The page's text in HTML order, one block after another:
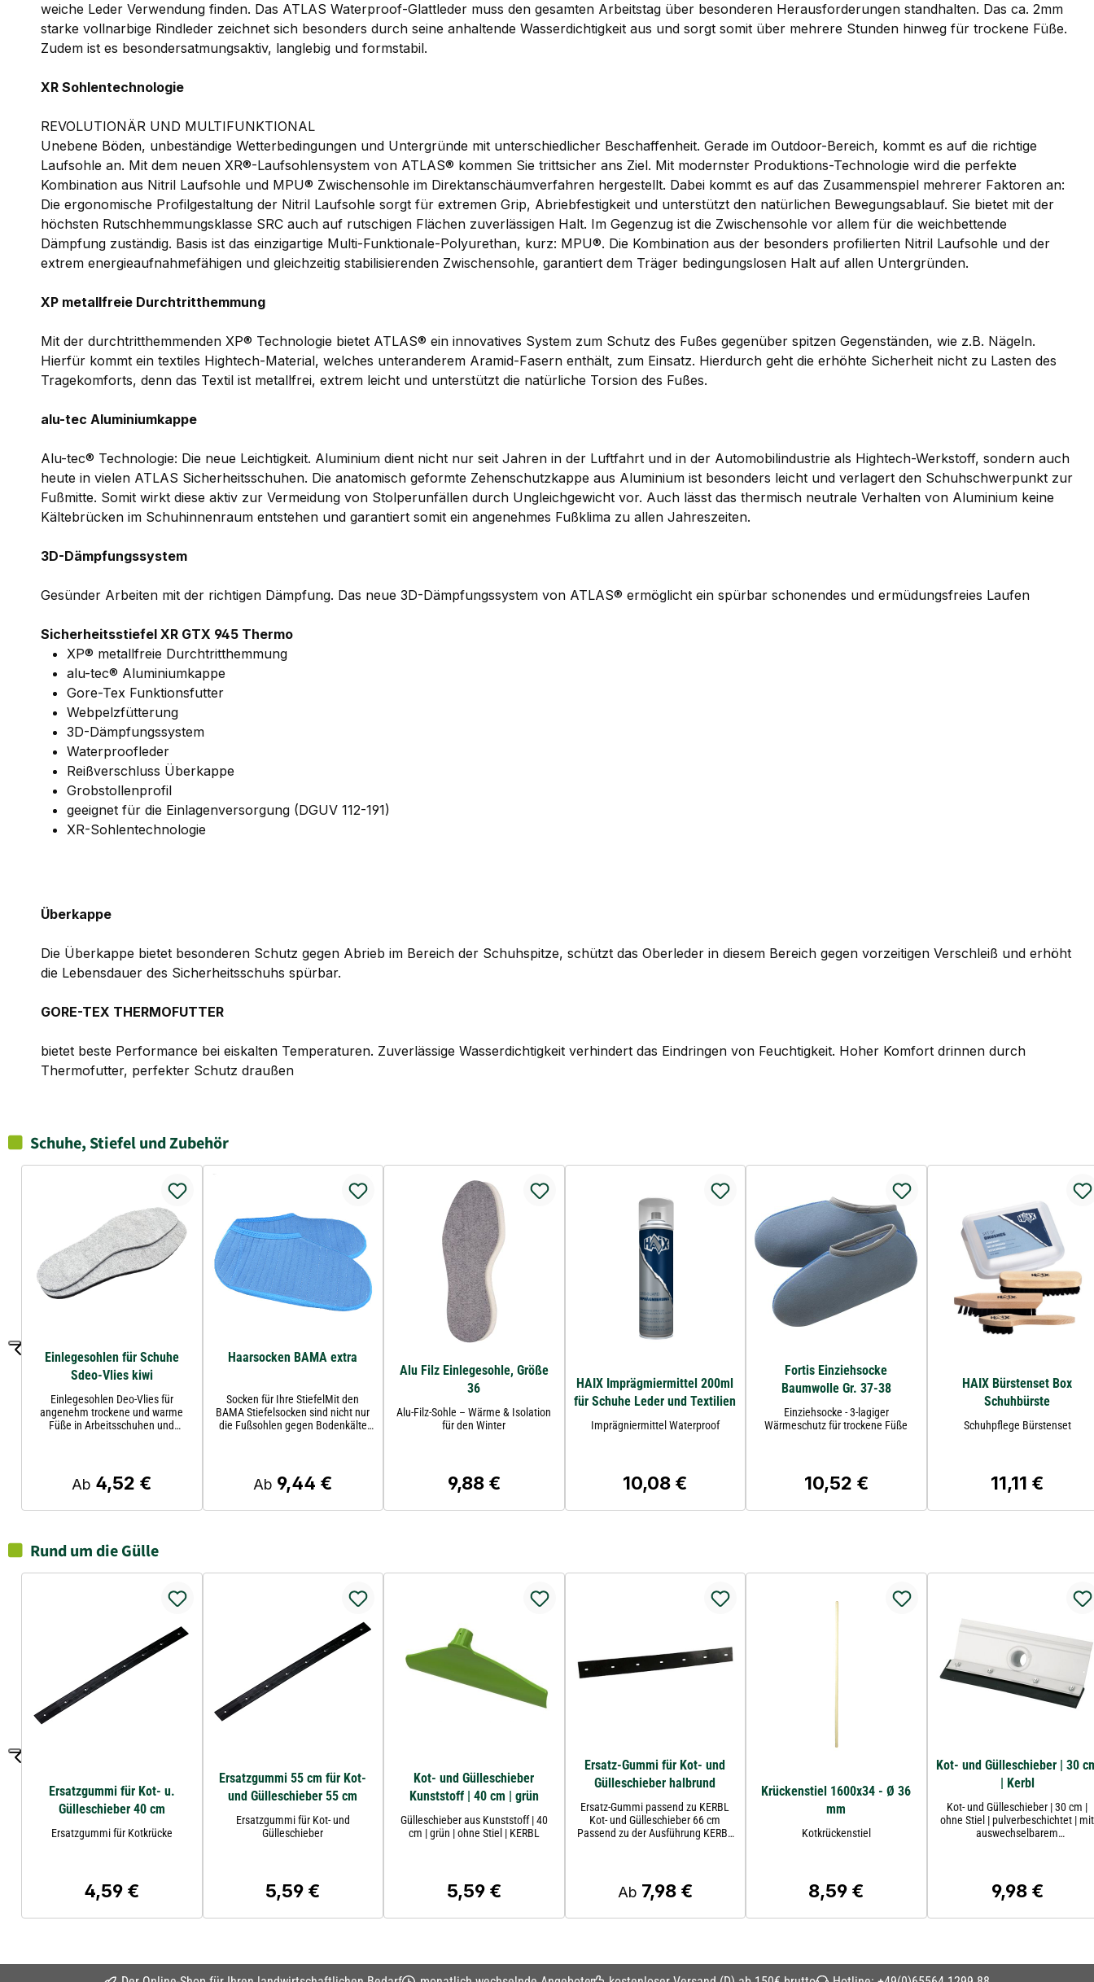
weiche Leder Verwendung finden. Das ATLAS Waterproof-Glattleder muss den gesamten Arbeitstag über besonderen Herausforderungen standhalten. Das ca. 2mm
starke vollnarbige Rindleder zeichnet sich besonders durch seine anhaltende Wasserdichtigkeit aus und sorgt somit über mehrere Stunden hinweg für trockene Füße.
Zudem ist es besondersatmungsaktiv, langlebig und formstabil.
XR Sohlentechnologie
REVOLUTIONÄR UND MULTIFUNKTIONAL
Unebene Böden, unbeständige Wetterbedingungen und Untergründe mit unterschiedlicher Beschaffenheit. Gerade im Outdoor-Bereich, kommt es auf die richtige
Laufsohle an. Mit dem neuen XR®-Laufsohlensystem von ATLAS® kommen Sie trittsicher ans Ziel. Mit modernster Produktions-Technologie wird die perfekte
Kombination aus Nitril Laufsohle und MPU® Zwischensohle im Direktanschäumverfahren hergestellt. Dabei kommt es auf das Zusammenspiel mehrerer Faktoren an:
Die ergonomische Profilgestaltung der Nitril Laufsohle sorgt für extremen Grip, Abriebfestigkeit und unterstützt den natürlichen Bewegungsablauf. Sie bietet mit der
höchsten Rutschhemmungsklasse SRC auch auf rutschigen Flächen zuverlässigen Halt. Im Gegenzug ist die Zwischensohle vor allem für die weichbettende
Dämpfung zuständig. Basis ist das einzigartige Multi-Funktionale-Polyurethan, kurz: MPU®. Die Kombination aus der besonders profilierten Nitril Laufsohle und der
extrem energieaufnahmefähigen und gleichzeitig stabilisierenden Zwischensohle, garantiert dem Träger bedingungslosen Halt auf allen Untergründen.
XP metallfreie Durchtritthemmung
Mit der durchtritthemmenden XP® Technologie bietet ATLAS® ein innovatives System zum Schutz des Fußes gegenüber spitzen Gegenständen, wie z.B. Nägeln.
Hierfür kommt ein textiles Hightech-Material, welches unteranderem Aramid-Fasern enthält, zum Einsatz. Hierdurch geht die erhöhte Sicherheit nicht zu Lasten des
Tragekomforts, denn das Textil ist metallfrei, extrem leicht und unterstützt die natürliche Torsion des Fußes.
alu-tec Aluminiumkappe
Alu-tec® Technologie: Die neue Leichtigkeit. Aluminium dient nicht nur seit Jahren in der Luftfahrt und in der Automobilindustrie als Hightech-Werkstoff, sondern auch
heute in vielen ATLAS Sicherheitsschuhen. Die anatomisch geformte Zehenschutzkappe aus Aluminium ist besonders leicht und verlagert den Schuhschwerpunkt zur
Fußmitte. Somit wirkt diese aktiv zur Vermeidung von Stolperunfällen durch Ungleichgewicht vor. Auch lässt das thermisch neutrale Verhalten von Aluminium keine
Kältebrücken im Schuhinnenraum entstehen und garantiert somit ein angenehmes Fußklima zu allen Jahreszeiten.
3D-Dämpfungssystem
Gesünder Arbeiten mit der richtigen Dämpfung. Das neue 3D-Dämpfungssystem von ATLAS® ermöglicht ein spürbar schonendes und ermüdungsfreies Laufen
Sicherheitsstiefel XR GTX 945 Thermo
XP® metallfreie Durchtritthemmung
alu-tec® Aluminiumkappe
Gore-Tex Funktionsfutter
Webpelzfütterung
3D-Dämpfungssystem
Waterproofleder
Reißverschluss Überkappe
Grobstollenprofil
geeignet für die Einlagenversorgung (DGUV 112-191)
XR-Sohlentechnologie
Überkappe
Die Überkappe bietet besonderen Schutz gegen Abrieb im Bereich der Schuhspitze, schützt das Oberleder in diesem Bereich gegen vorzeitigen Verschleiß und erhöht
die Lebensdauer des Sicherheitsschuhs spürbar.
GORE-TEX THERMOFUTTER
bietet beste Performance bei eiskalten Temperaturen. Zuverlässige Wasserdichtigkeit verhindert das Eindringen von Feuchtigkeit. Hoher Komfort drinnen durch
Thermofutter, perfekter Schutz draußen
Schuhe, Stiefel und Zubehör
Einlegesohlen für Schuhe
Sdeo-Vlies kiwi
Einlegesohlen Deo-Vlies für
angenehm trockene und warme
Füße in Arbeitsschuhen und
Regulärer Preis:
Ab 4,52 €
Haarsocken BAMA extra
Socken für Ihre StiefelMit den
BAMA Stiefelsocken sind nicht nur
die Fußsohlen gegen Bodenkälte
kuscheligen Socken sind ideal für
Winterstiefel und verleihen auch
Regulärer Preis:
Ab 9,44 €
Alu Filz Einlegesohle, Größe
36
Alu-Filz-Sohle – Wärme & Isolation
für den Winter
Regulärer Preis:
9,88 €
HAIX Imprägmiermittel 200ml
für Schuhe Leder und Textilien
Imprägniermittel Waterproof
Regulärer Preis:
10,08 €
Fortis Einziehsocke
Baumwolle Gr. 37-38
Einziehsocke - 3-lagiger
Wärmeschutz für trockene Füße
Regulärer Preis:
10,52 €
HAIX Bürstenset Box
Schuhbürste
Schuhpflege Bürstenset
Regulärer
11,11 €
Rund um die Gülle
Ersatzgummi für Kot- u.
Gülleschieber 40 cm
Ersatzgummi für Kotkrücke
Regulärer Preis:
4,59 €
Ersatzgummi 55 cm für Kot-
und Gülleschieber 55 cm
Ersatzgummi für Kot- und
Gülleschieber
Regulärer Preis:
5,59 €
Kot- und Gülleschieber
Kunststoff | 40 cm | grün
Gülleschieber aus Kunststoff | 40
cm | grün | ohne Stiel | KERBL
Regulärer Preis:
5,59 €
Ersatz-Gummi für Kot- und
Gülleschieber halbrund
Ersatz-Gummi passend zu KERBL
Kot- und Gülleschieber 66 cm
Passend zu der Ausführung KERBL
ProduktartSchieber Ersatzteil
Breite66 cm Lochplatte7
beachten Sie die Hinweise des
Herstellers.
Regulärer Preis:
Ab 7,98 €
Krückenstiel 1600x34 - Ø 36
mm
Kotkrückenstiel
Regulärer Preis:
8,59 €
Kot- und Gülleschieber | 30
| Kerbl
Kot- und Gülleschieber | 30 cm |
ohne Stiel | pulverbeschichtet | mit
auswechselbarem
Regulärer
9,98 €